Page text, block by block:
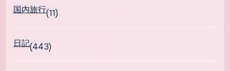
国内旅行(11)
日記(443)